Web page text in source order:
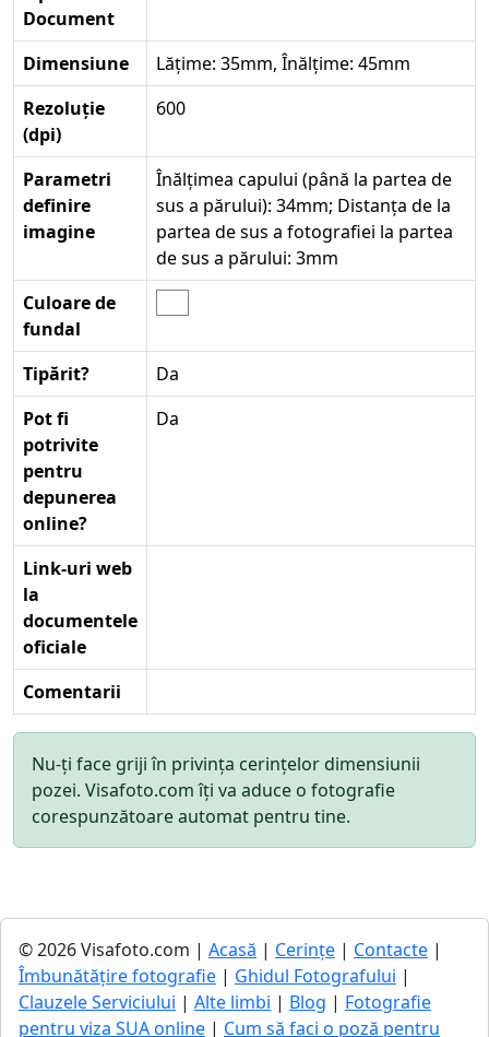
Document
Dimensiune
Lățime: 35mm, Înălțime: 45mm
Rezoluție
(dpi)
600
Parametri
definire
imagine
Înălțimea capului (până la partea de
sus a părului): 34mm; Distanța de la
partea de sus a fotografiei la partea
de sus a părului: 3mm
Culoare de
fundal
Tipărit?
Da
Pot fi
potrivite
pentru
depunerea
online?
Da
Link-uri web
la
documentele
oficiale
Comentarii
Nu-ți face griji în privința cerințelor dimensiunii
pozei. Visafoto.com îți va aduce o fotografie
corespunzătoare automat pentru tine.
© 2026 Visafoto.com | Acasă | Cerințe | Contacte |
Îmbunătățire fotografie | Ghidul Fotografului |
Clauzele Serviciului | Alte limbi | Blog | Fotografie
pentru viza SUA online | Cum să faci o poză pentru